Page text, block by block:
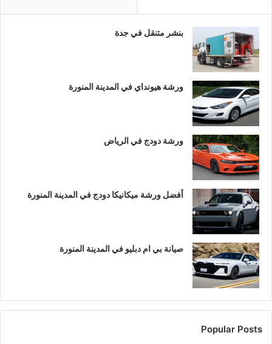
بنشر متنقل في جدة
ورشة هيونداي في المدينة المنورة
ورشة دودج في الرياض
أفضل ورشة ميكانيكا دودج في المدينة المنورة
صيانة بي ام دبليو في المدينة المنورة
Popular Posts